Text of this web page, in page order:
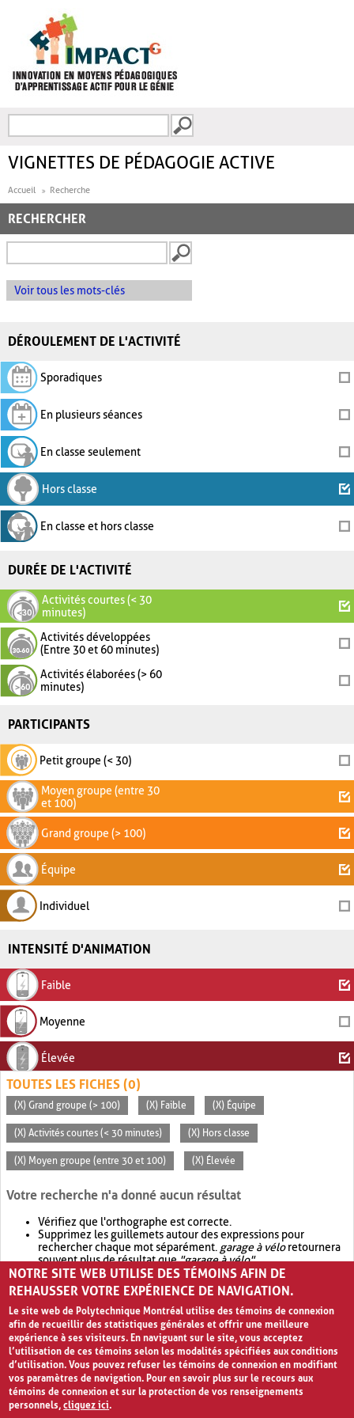
FORMULAIRE DE
VIGNETTES DE PÉDAGOGIE ACTIVE
Accueil Recherche
RECHERCHER
Voir tous les mots-clés
DÉROULEMENT DE L'ACTIVITÉ
Sporadiques
En plusieurs séances
En classe seulement
Hors classe
En classe et hors classe
DURÉE DE L'ACTIVITÉ
Activités courtes (< 30
minutes)
Activités développées
(Entre 30 et 60 minutes)
Activités élaborées (> 60
minutes)
PARTICIPANTS
Petit groupe (< 30)
Moyen groupe (entre 30
et 100)
Grand groupe (> 100)
Équipe
Individuel
INTENSITÉ D'ANIMATION
Faible
Moyenne
Élevée
TOUTES LES FICHES (0)
(X) Grand groupe (> 100) (X) Faible (X) Équipe
(X) Activités courtes (< 30 minutes) (X) Hors classe
(X) Moyen groupe (entre 30 et 100) (X) Élevée
Votre recherche n'a donné aucun résultat
Vérifiez que l'orthographe est correcte.
Supprimez les guillemets autour des expressions pour
rechercher chaque mot séparément. garage à véloretournera
souvent plus de résultat que"garage à vélo".
Envisagez d'élargir votre recherche avec OR.garage OR vélo
retournera souvent plus de résultat quegarage à vélo
NOTRE SITE WEB UTILISE DES TÉMOINS AFIN DE
REHAUSSER VOTRE EXPÉRIENCE DE NAVIGATION.
Le site web de Polytechnique Montréal utilise des témoins de connexion
afin de recueillir des statistiques générales et offrir une meilleure
expérience à ses visiteurs. En naviguant sur le site, vous acceptez
l’utilisation de ces témoins selon les modalités spécifiées aux conditions
d’utilisation. Vous pouvez refuser les témoins de connexion en modifiant
vos paramètres de navigation. Pour en savoir plus sur le recours aux
témoins de connexion et sur la protection de vos renseignements
personnels,cliquez ici.